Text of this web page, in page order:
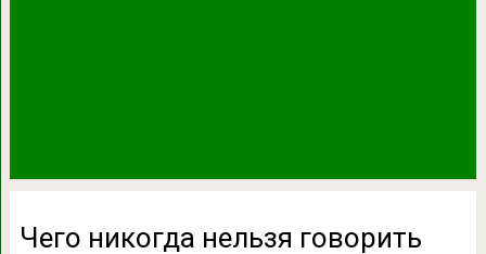
Чего никогда нельзя говорить